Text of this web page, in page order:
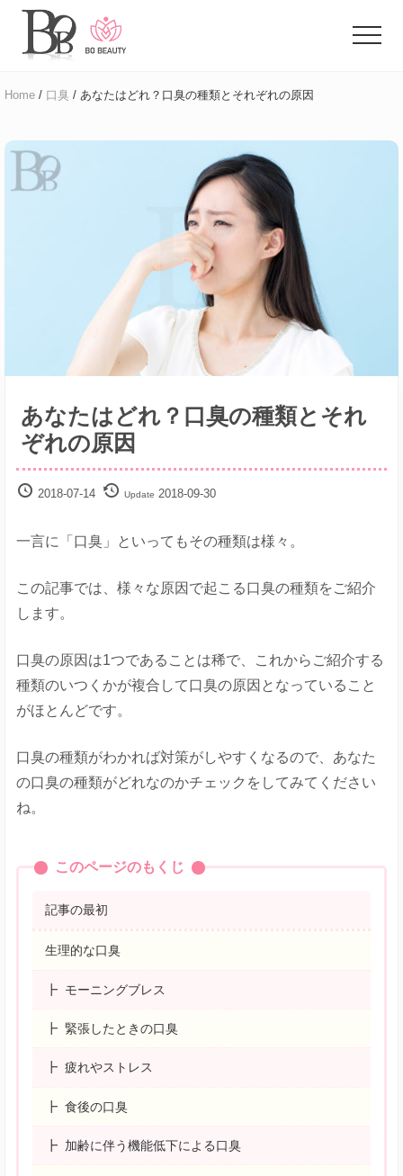
Menu
Skip
main
content
Skip
primary
sidebar
臭
む
ア
ラ
悩
解
イ
ト
Menu
Home / 口臭 / あなたはどれ？口臭の種類とそれぞれの原因
あなたはどれ？口臭の種類とそれ
ぞれの原因
2018-07-14 Update 2018-09-30
一言に「口臭」といってもその種類は様々。
この記事では、様々な原因で起こる口臭の種類をご紹介
します。
口臭の原因は1つであることは稀で、これからご紹介する
種類のいつくかが複合して口臭の原因となっていること
がほとんどです。
口臭の種類がわかれば対策がしやすくなるので、あなた
の口臭の種類がどれなのかチェックをしてみてください
ね。
このページのもくじ
記事の最初
生理的な口臭
モーニングブレス
緊張したときの口臭
疲れやストレス
食後の口臭
加齢に伴う機能低下による口臭